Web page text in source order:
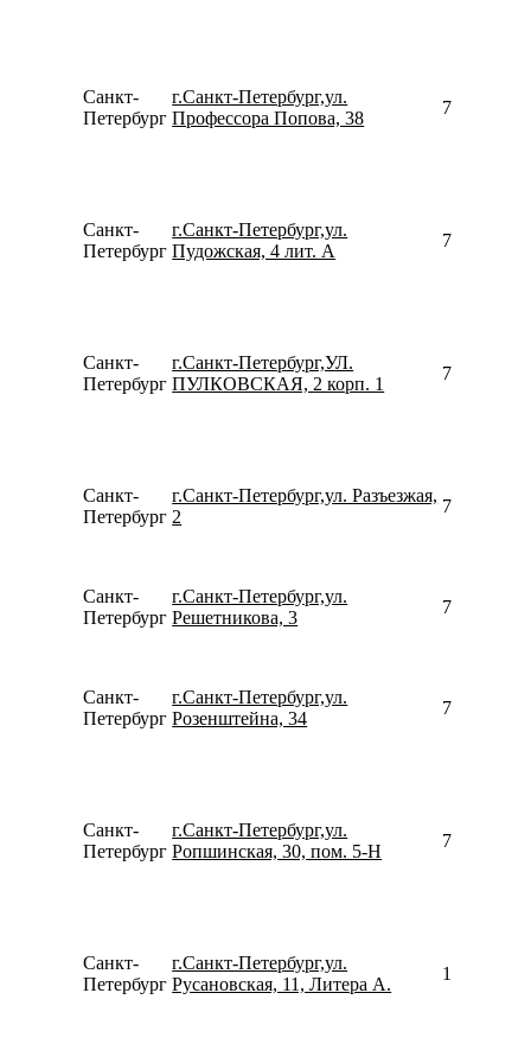
Санкт-
Петербург
г.Санкт-Петербург,ул.
Профессора Попова, 38
Санкт-
Петербург
г.Санкт-Петербург,ул.
Пудожская, 4 лит. А
Санкт-
Петербург
г.Санкт-Петербург,УЛ.
ПУЛКОВСКАЯ, 2 корп. 1
Санкт-
Петербург
г.Санкт-Петербург,ул. Разъезжая,
2
Санкт-
Петербург
г.Санкт-Петербург,ул.
Решетникова, 3
Санкт-
Петербург
г.Санкт-Петербург,ул.
Розенштейна, 34
Санкт-
Петербург
г.Санкт-Петербург,ул.
Ропшинская, 30, пом. 5-Н
Санкт-
Петербург
г.Санкт-Петербург,ул.
Русановская, 11, Литера А.